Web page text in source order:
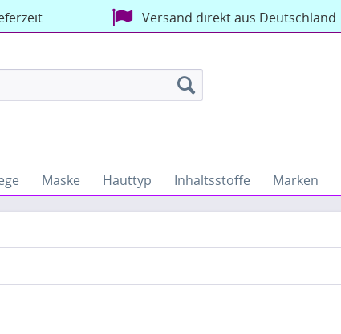
Versand direkt aus Deutschland
Maske Hauttyp Inhaltsstoffe Marken